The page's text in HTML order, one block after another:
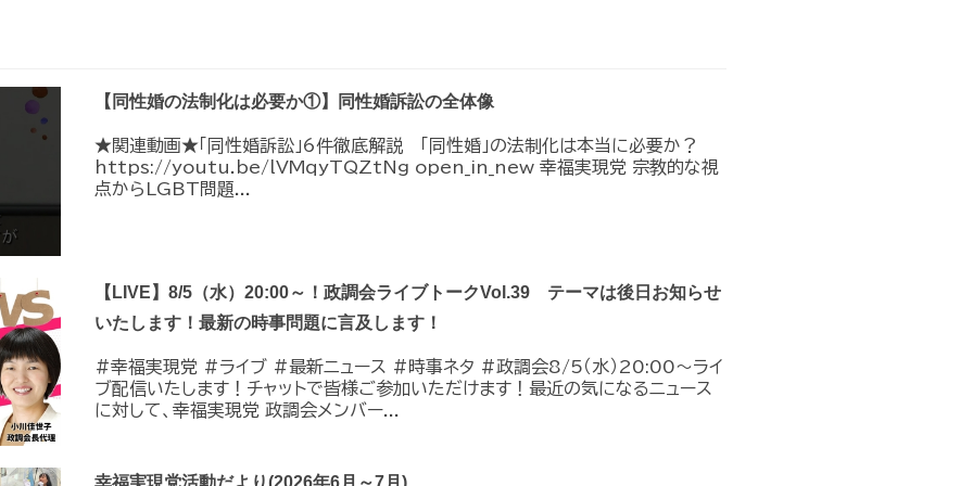
【同性婚の法制化は必要か①】同性婚訴訟の全体像
★関連動画★「同性婚訴訟」6件徹底解説 「同性婚」の法制化は本当に必要か？
https://youtu.be/lVMqyTQZtNg open_in_new 幸福実現党 宗教的な視
点からLGBT問題...
【LIVE】8/5（水）20:00～！政調会ライブトークVol.39 テーマは後日お知らせ
いたします！最新の時事問題に言及します！
#幸福実現党 #ライブ #最新ニュース #時事ネタ #政調会8/5（水）20:00～ライ
ブ配信いたします！チャットで皆様ご参加いただけます！最近の気になるニュース
に対して、幸福実現党 政調会メンバー...
幸福実現党活動だより(2026年6月～7月)